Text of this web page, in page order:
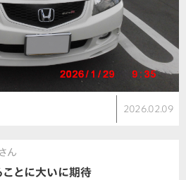
2026.02.09
ん
ことに大いに期待